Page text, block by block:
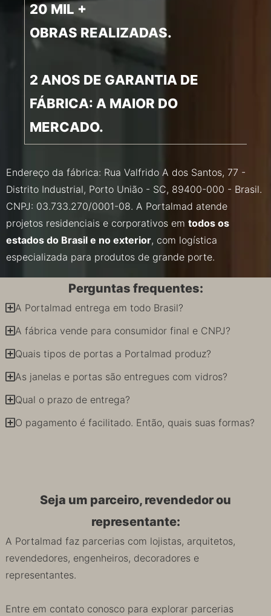
20 MIL +
OBRAS REALIZADAS.
2 ANOS DE GARANTIA DE
FÁBRICA: A MAIOR DO
MERCADO.
Endereço da fábrica: Rua Valfrido A dos Santos, 77 -
Distrito Industrial, Porto União - SC, 89400-000 - Brasil.
CNPJ: 03.733.270/0001-08. A Portalmad atende
projetos residenciais e corporativos em todos os
estados do Brasil e no exterior, com logística
especializada para produtos de grande porte.
Perguntas frequentes:
A Portalmad entrega em todo Brasil?
A fábrica vende para consumidor final e CNPJ?
Quais tipos de portas a Portalmad produz?
As janelas e portas são entregues com vidros?
Qual o prazo de entrega?
O pagamento é facilitado. Então, quais suas formas?
Seja um parceiro, revendedor ou
representante:
A Portalmad faz parcerias com lojistas, arquitetos,
revendedores, engenheiros, decoradores e
representantes.
Entre em contato conosco para explorar parcerias